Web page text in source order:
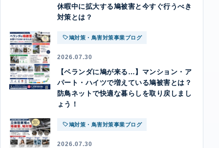
休暇中に拡大する鳩被害と今すぐ行うべき
対策とは？
鳩対策・鳥害対策事業ブログ
2026.07.30
【ベランダに鳩が来る…】マンション・ア
パート・ハイツで増えている鳩被害とは？
防鳥ネットで快適な暮らしを取り戻しまし
ょう！
鳩対策・鳥害対策事業ブログ
2026.07.30